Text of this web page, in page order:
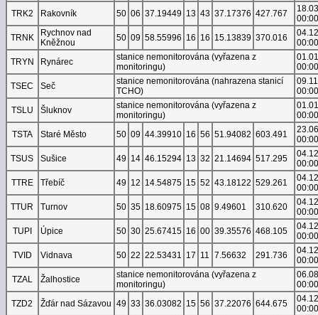
TRK2
Rakovník 50 06 37.19449 13 43 37.17376 427.767
00:00
TRNK
Rychnov nad
Kněžnou
50 09 58.55996 16 16 15.13839 370.016
00:00
TRYN
Rynárec
stanice nemonitorována (vyřazena z
monitoringu)
00:00
TSEC
Seč
stanice nemonitorována (nahrazena stanicí
TCHO)
00:00
TSLU
Šluknov
stanice nemonitorována (vyřazena z
monitoringu)
00:00
TSTA
Staré Město 50 09 44.39910 16 56 51.94082 603.491
00:00
TSUS
Sušice 49 14 46.15294 13 32 21.14694 517.295
00:00
TTRE
Třebíč 49 12 14.54875 15 52 43.18122 529.261
00:00
TTUR
Turnov 50 35 18.60975 15 08 9.49601 310.620
00:00
TUPI
Úpice 50 30 25.67415 16 00 39.35576 468.105
00:00
TVID
Vidnava 50 22 22.53431 17 11 7.56632 291.736
00:00
TZAL
Žalhostice
stanice nemonitorována (vyřazena z
monitoringu)
00:00
TZD2
Žďár nad Sázavou 49 33 36.03082 15 56 37.22076 644.675
00:00